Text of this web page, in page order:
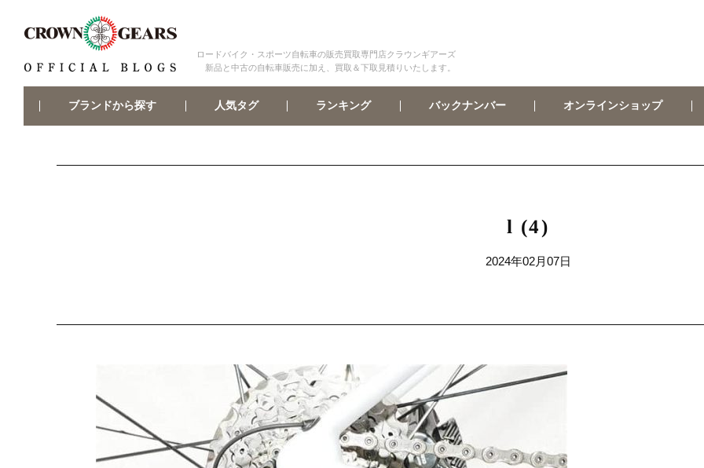
ロードバイク・スポーツ自転車の販売買取専門店クラウンギアーズ
新品と中古の自転車販売に加え、買取＆下取見積りいたします。
ブランドから探す 人気タグ ランキング バックナンバー オンラインショップ
l (4)
2024年02月07日